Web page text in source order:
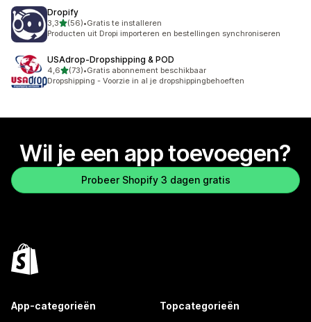
Dropify
3,3van 5 sterren
(56)
56 recensies in totaal
•Gratis te installeren
Producten uit Dropi importeren en bestellingen synchroniseren
USAdrop‑Dropshipping & POD
4,6van 5 sterren
(73)
73 recensies in totaal
•Gratis abonnement beschikbaar
Dropshipping - Voorzie in al je dropshippingbehoeften
Wil je een app toevoegen?
Probeer Shopify 3 dagen gratis
App-categorieën Topcategorieën